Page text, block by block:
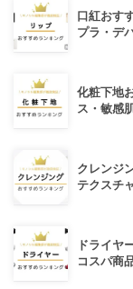
口紅おす
プラ・デ
化粧下地
ス・敏感
クレンジ
テクスチ
ドライヤ
コスパ商品